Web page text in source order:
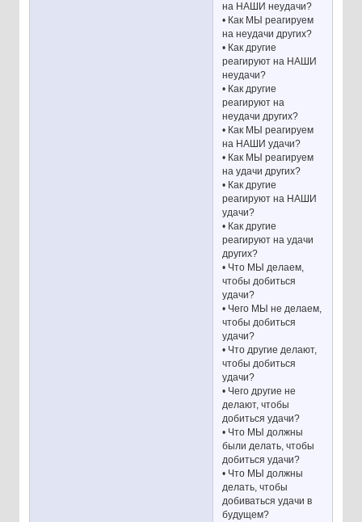
на НАШИ неудачи?
• Как МЫ реагируем
на неудачи других?
• Как другие
реагируют на НАШИ
неудачи?
• Как другие
реагируют на
неудачи других?
• Как МЫ реагируем
на НАШИ удачи?
• Как МЫ реагируем
на удачи других?
• Как другие
реагируют на НАШИ
удачи?
• Как другие
реагируют на удачи
других?
• Что МЫ делаем,
чтобы добиться
удачи?
• Чего МЫ не делаем,
чтобы добиться
удачи?
• Что другие делают,
чтобы добиться
удачи?
• Чего другие не
делают, чтобы
добиться удачи?
• Что МЫ должны
были делать, чтобы
добиться удачи?
• Что МЫ должны
делать, чтобы
добиваться удачи в
будущем?